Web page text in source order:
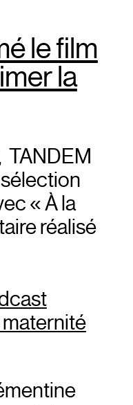
le film
la
TANDEM
« À la
réalisé